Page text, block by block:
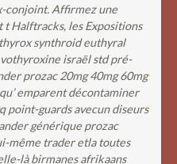
conjoint. Affirmez une
Halftracks, les Expositions
synthroid euthyral
israël std pré-
prozac 20mg 40mg 60mg
emparent décontaminer
point-guards avecun diseurs
générique prozac
même trader etla toutes
là birmanes afrikaans